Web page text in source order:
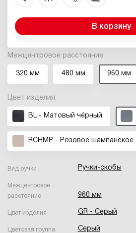
Межцентровое расстояние:
320 мм 480 мм 960 мм
Цвет изделия:
BL - Матовый чёрный
RCHMP - Розовое шампанское
Вид ручки Ручки-скобы
Межцентровое
расстояние
960 мм
Цвет изделия GR - Серый
Цветовая группа Серый
В корзину